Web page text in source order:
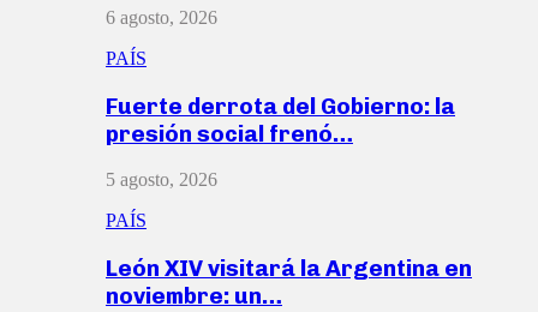
6 agosto, 2026
PAÍS
Fuerte derrota del Gobierno: la
presión social frenó…
5 agosto, 2026
PAÍS
León XIV visitará la Argentina en
noviembre: un…